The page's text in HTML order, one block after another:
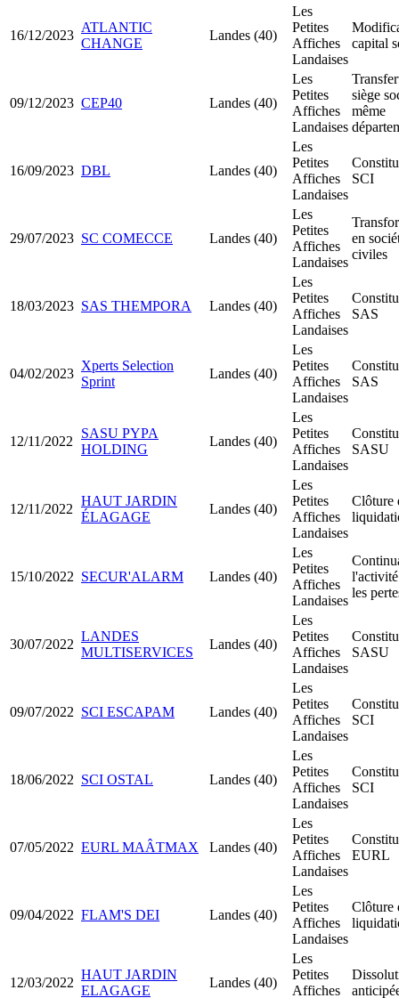
16/12/2023
ATLANTIC
CHANGE
Landes (40)
Les
Petites
Affiches
Landaises
capital
09/12/2023 CEP40 Landes (40)
Les
Petites
Affiches
Landaises
siège
même
16/09/2023 DBL Landes (40)
Les
Petites
Affiches
Landaises
SCI
29/07/2023 SC COMECCE Landes (40)
Les
Petites
Affiches
Landaises
en
civiles
18/03/2023 SAS THEMPORA Landes (40)
Les
Petites
Affiches
Landaises
SAS
04/02/2023
Xperts Selection
Sprint
Landes (40)
Les
Petites
Affiches
Landaises
SAS
12/11/2022
SASU PYPA
HOLDING
Landes (40)
Les
Petites
Affiches
Landaises
SASU
12/11/2022
HAUT JARDIN
ÉLAGAGE
Landes (40)
Les
Petites
Affiches
Landaises
Clôture
15/10/2022 SECUR'ALARM Landes (40)
Les
Petites
Affiches
Landaises
les
30/07/2022
LANDES
MULTISERVICES
Landes (40)
Les
Petites
Affiches
Landaises
SASU
09/07/2022 SCI ESCAPAM Landes (40)
Les
Petites
Affiches
Landaises
SCI
18/06/2022 SCI OSTAL Landes (40)
Les
Petites
Affiches
Landaises
SCI
07/05/2022 EURL MAÂTMAX Landes (40)
Les
Petites
Affiches
Landaises
EURL
09/04/2022 FLAM'S DEI Landes (40)
Les
Petites
Affiches
Landaises
Clôture
12/03/2022
HAUT JARDIN
ELAGAGE
Landes (40)
Les
Petites
Affiches